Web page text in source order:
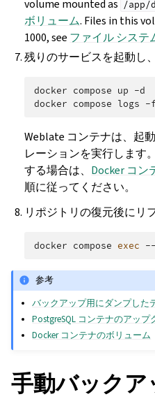
volume mounted as /app/
ボリューム. Files in this
1000, see ファイル システ
残りのサービスを起動し
docker compose up -d
docker compose logs
Weblate コンテナは、起
レーションを実行します
する場合は、 Docker コン
順に従ってください。
リポジトリの復元後にリ
docker compose exec
参考
バックアップ用にダンプした
PostgreSQL コンテナのアップ
Docker コンテナのボリューム
手動バックア